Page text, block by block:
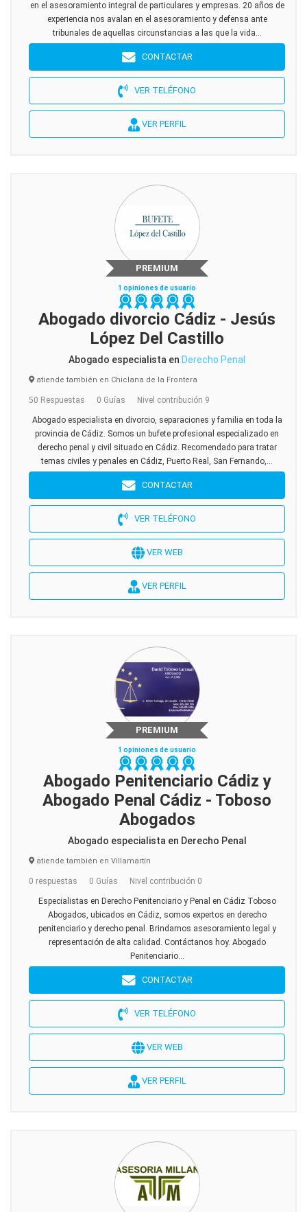
en el asesoramiento integral de particulares y empresas. 20 años de
experiencia nos avalan en el asesoramiento y defensa ante
tribunales de aquellas circunstancias a las que la vida...
CONTACTAR
VER TELÉFONO
VER PERFIL
PREMIUM
1 opiniones de usuario
Abogado divorcio Cádiz - Jesús
López Del Castillo
Abogado especialista en Derecho Penal
atiende también en Chiclana de la Frontera
50 Respuestas 0 Guías Nivel contribución 9
Abogado especialista en divorcio, separaciones y familia en toda la
provincia de Cádiz. Somos un bufete profesional especializado en
derecho penal y civil situado en Cádiz. Recomendado para tratar
temas civiles y penales en Cádiz, Puerto Real, San Fernando,...
CONTACTAR
VER TELÉFONO
VER WEB
VER PERFIL
PREMIUM
1 opiniones de usuario
Abogado Penitenciario Cádiz y
Abogado Penal Cádiz - Toboso
Abogados
Abogado especialista en Derecho Penal
atiende también en Villamartín
0 respuestas 0 Guías Nivel contribución 0
Especialistas en Derecho Penitenciario y Penal en Cádiz Toboso
Abogados, ubicados en Cádiz, somos expertos en derecho
penitenciario y derecho penal. Brindamos asesoramiento legal y
representación de alta calidad. Contáctanos hoy. Abogado
Penitenciario...
CONTACTAR
VER TELÉFONO
VER WEB
VER PERFIL